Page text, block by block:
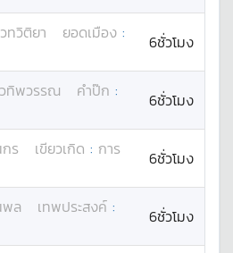
ทวิติยา ยอดเมือง :
6ชั่วโมง
ทิพวรรณ คำป๊ก :
6ชั่วโมง
ร เขียวเกิด : การ
6ชั่วโมง
ล เทพประสงค์ :
6ชั่วโมง